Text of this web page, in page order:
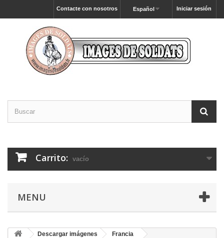
Iniciar sesión
Español
Contacte con nosotros
Carrito: vacío
MENU
Descargar imágenes
Francia